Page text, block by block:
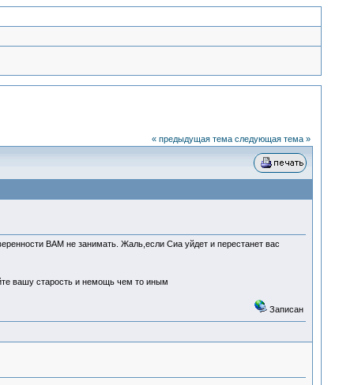
« предыдущая тема следующая тема »
ВАМ не занимать. Жаль,если Сиа уйдет и перестанет вас
вашу старость и немощь чем то иным
Записан